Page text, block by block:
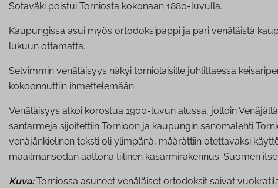
Sotaväki poistui Torniosta kokonaan 1880-luvulla.
Kaupungissa asui myös ortodoksipappi ja pari venäläistä
lukuun ottamatta.
Selvimmin venäläisyys näkyi torniolaisille juhlittaessa
kokoonnuttiin ihmettelemään.
Venäläisyys alkoi korostua 1900-luvun alussa, jolloin
santarmeja sijoitettiin Tornioon ja kaupungin sanomalehti
venäjänkielinen teksti oli ylimpänä, määrättiin otettavaksi
maailmansodan aattona tiilinen kasarmirakennus. Suomen
Kuva:Torniossa asuneet venäläiset ortodoksit saivat